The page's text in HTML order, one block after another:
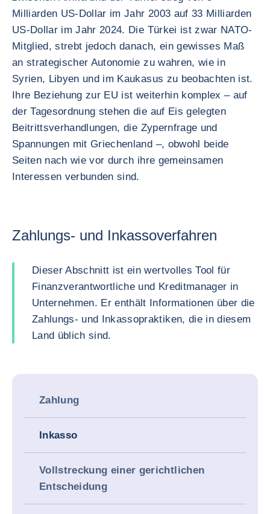
Milliarden US-Dollar im Jahr 2003 auf 33 Milliarden
US-Dollar im Jahr 2024. Die Türkei ist zwar NATO-
Mitglied, strebt jedoch danach, ein gewisses Maß
an strategischer Autonomie zu wahren, wie in
Syrien, Libyen und im Kaukasus zu beobachten ist.
Ihre Beziehung zur EU ist weiterhin komplex – auf
der Tagesordnung stehen die auf Eis gelegten
Beitrittsverhandlungen, die Zypernfrage und
Spannungen mit Griechenland –, obwohl beide
Seiten nach wie vor durch ihre gemeinsamen
Interessen verbunden sind.
Zahlungs- und Inkassoverfahren
Dieser Abschnitt ist ein wertvolles Tool für
Finanzverantwortliche und Kreditmanager in
Unternehmen. Er enthält Informationen über die
Zahlungs- und Inkassopraktiken, die in diesem
Land üblich sind.
Zahlung
Inkasso
Vollstreckung einer gerichtlichen
Entscheidung